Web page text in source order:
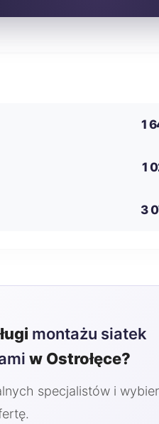
1
1
3
montażu siatek
w Ostrołęce?
specjalistów i